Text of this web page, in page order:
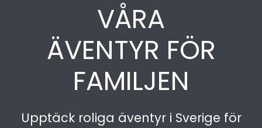
VÅRA
ÄVENTYR FÖR
FAMILJEN
Upptäck roliga äventyr i Sverige för